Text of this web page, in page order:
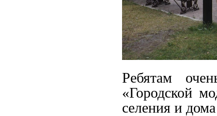
Ребятам
«Городской
селения и